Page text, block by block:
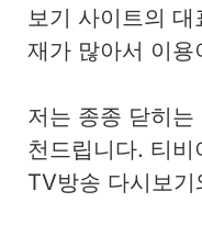
보기 사이트의
재가 많아서 이
저는 종종 닫히
천드립니다. 티
TV방송 다시보